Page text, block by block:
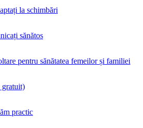
la schimbări
sănătos
pentru sănătatea femeilor și familiei
gratuit)
practic